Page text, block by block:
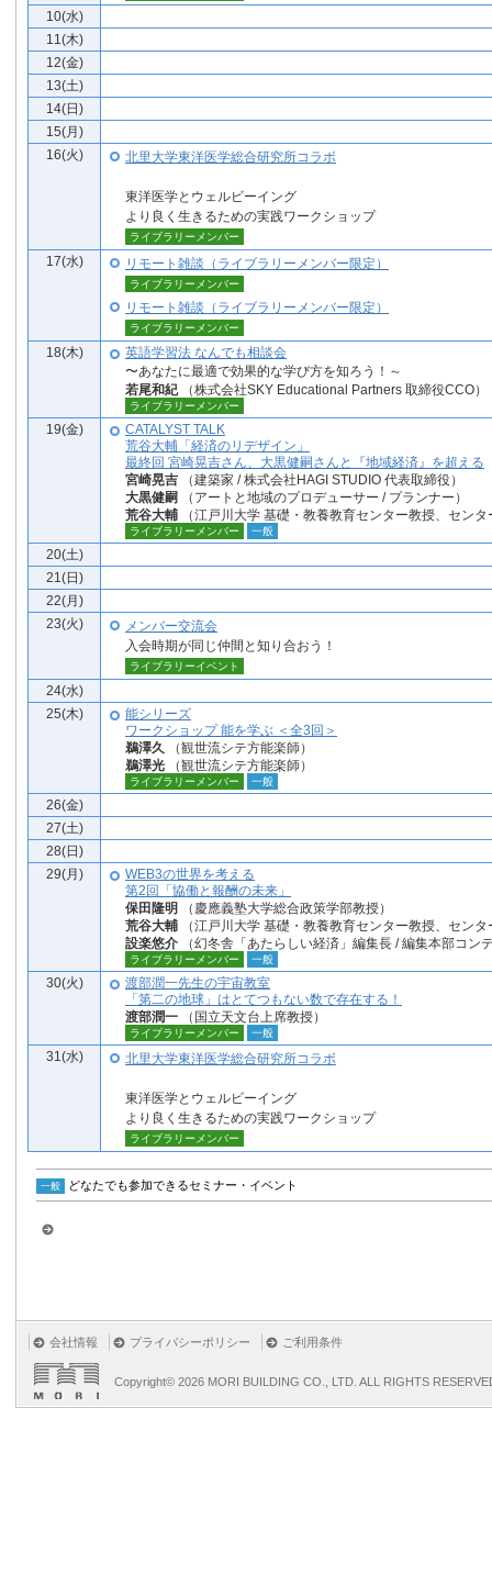
10(水)
11(木)
12(金)
13(土)
14(日)
15(月)
16(火)
北里大学東洋医学総合研究所コラボ
東洋医学とウェルビーイング
より良く生きるための実践ワークショップ
ライブラリーメンバー
17(水) リモート雑談（ライブラリーメンバー限定）
ライブラリーメンバー
リモート雑談（ライブラリーメンバー限定）
ライブラリーメンバー
18(木)
英語学習法 なんでも相談会
〜あなたに最適で効果的な学び方を知ろう！～
若尾和紀（株式会社SKY Educational Partners 取締役CCO）
ライブラリーメンバー
19(金)
CATALYST TALK
荒谷大輔「経済のリデザイン」
最終回 宮崎晃吉さん、大黒健嗣さんと『地域経済』を超える
宮崎晃吉 （建築家 / 株式会社HAGI STUDIO 代表取締役）
大黒健嗣 （アートと地域のプロデューサー / プランナー）
荒谷大輔 （江戸川大学 基礎・教養教育センター教授、センタ
ライブラリーメンバー 一般
20(土)
21(日)
22(月)
23(火)
メンバー交流会
入会時期が同じ仲間と知り合おう！
ライブラリーイベント
24(水)
25(木)
能シリーズ
ワークショップ 能を学ぶ ＜全3回＞
鵜澤久 （観世流シテ方能楽師）
鵜澤光 （観世流シテ方能楽師）
ライブラリーメンバー 一般
26(金)
27(土)
28(日)
29(月)
WEB3の世界を考える
第2回「協働と報酬の未来」
保田隆明 （慶應義塾大学総合政策学部教授）
荒谷大輔 （江戸川大学 基礎・教養教育センター教授、センタ
設楽悠介 （幻冬舎「あたらしい経済」編集長 / 編集本部コン
ライブラリーメンバー 一般
30(火)
渡部潤一先生の宇宙教室
「第二の地球」はとてつもない数で存在する！
渡部潤一 （国立天文台上席教授）
ライブラリーメンバー 一般
31(水) 北里大学東洋医学総合研究所コラボ
東洋医学とウェルビーイング
より良く生きるための実践ワークショップ
ライブラリーメンバー
一般 どなたでも参加できるセミナー・イベント
会社情報 プライバシーポリシー ご利用条件
Copyright© 2026 MORI BUILDING CO., LTD. ALL RIGHTS